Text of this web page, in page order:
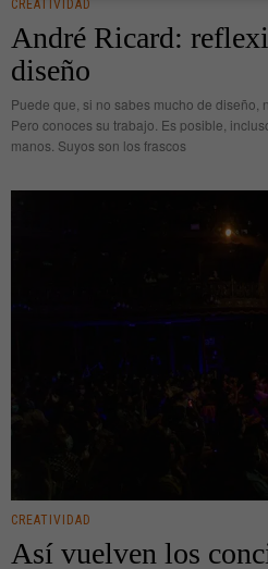
CREATIVIDAD
André Ricard:
diseño
Puede que, si no sabes mucho de diseño,
Pero conoces su trabajo. Es posible,
manos. Suyos son los frascos
CREATIVIDAD
Así vuelven los